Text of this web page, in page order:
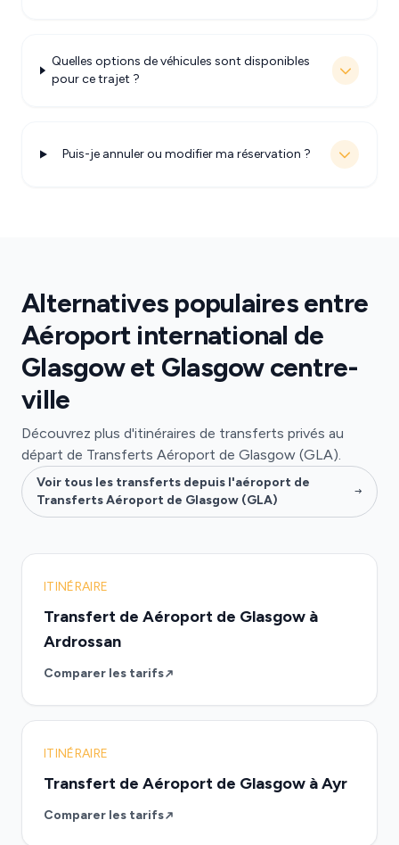
Quelles options de véhicules sont disponibles
pour ce trajet ?
Puis-je annuler ou modifier ma réservation ?
Alternatives populaires entre
Aéroport international de
Glasgow et Glasgow centre-
ville
Découvrez plus d'itinéraires de transferts privés au
départ de Transferts Aéroport de Glasgow (GLA).
Voir tous les transferts depuis l'aéroport de
Transferts Aéroport de Glasgow (GLA)
ITINÉRAIRE
Transfert de Aéroport de Glasgow à
Ardrossan
Comparer les tarifs
ITINÉRAIRE
Transfert de Aéroport de Glasgow à Ayr
Comparer les tarifs